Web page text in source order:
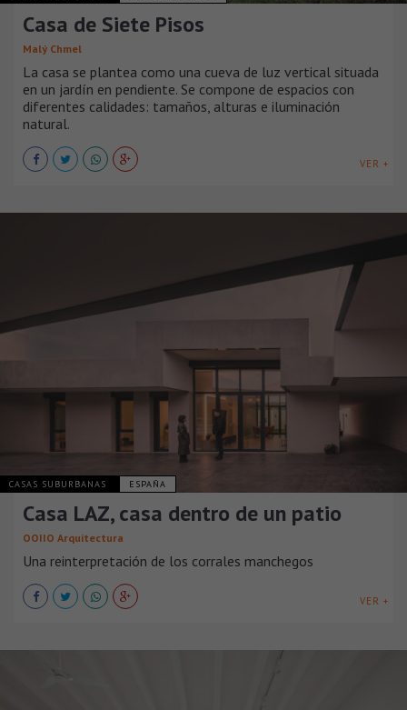
Casa de Siete Pisos
Malý Chmel
La casa se plantea como una cueva de luz vertical situada
en un jardín en pendiente. Se compone de espacios con
diferentes calidades: tamaños, alturas e iluminación
natural.
VER +
CASAS SUBURBANAS ESPAÑA
Casa LAZ, casa dentro de un patio
OOIIO Arquitectura
Una reinterpretación de los corrales manchegos
VER +